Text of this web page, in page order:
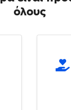
όλους